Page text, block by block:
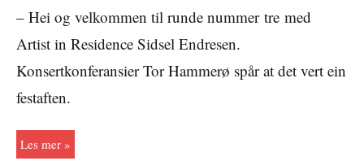
– Hei og velkommen til runde nummer tre med
Artist in Residence Sidsel Endresen.
Konsertkonferansier Tor Hammerø spår at det vert ein
festaften.
Les mer